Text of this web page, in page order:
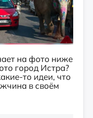
на фото ниже
город Истра?
то идеи, что
в своём